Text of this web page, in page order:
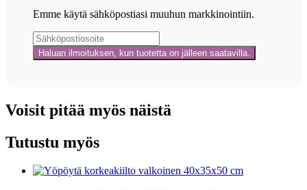
Emme käytä sähköpostiasi muuhun markkinointiin.
Voisit pitää myös näistä
Tutustu myös